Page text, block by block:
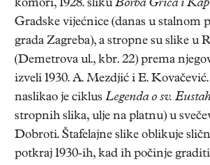
komori, 1928. sliku Borba Griča i
Gradske vijećnice (danas u stalnom
grada Zagreba), a stropne su slike u
(Demetrova ul., kbr. 22) prema
izveli 1930. A. Mezdjić i E.
naslikao je ciklus Legenda o sv.
stropnih slika, ulje na platnu) u
Dobroti. Štafelajne slike oblikuje
potkraj 1930-ih, kad ih počinje